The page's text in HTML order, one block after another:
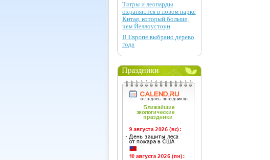
Тигры и леопарды
охраняются в новом парке
Китая, который больше,
чем Йеллоустоун
В Европе выбрано дерево
года
Праздники